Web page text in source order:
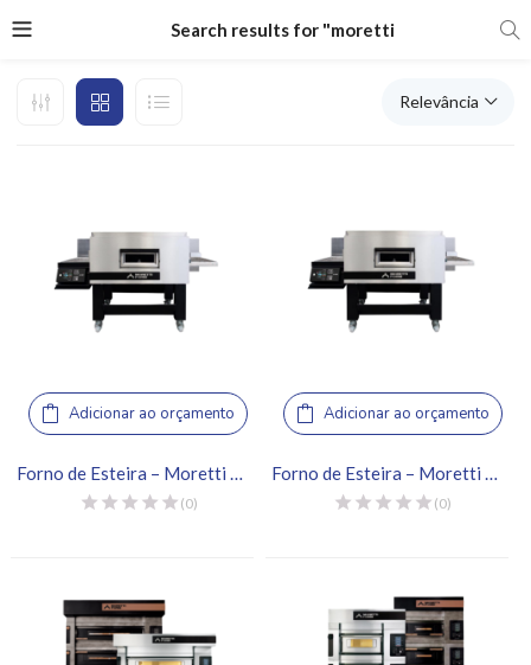
Search results for "moretti
Relevância
Adicionar ao orçamento
Forno de Esteira – Moretti Forni, Serie TT98E
(0)
Adicionar ao orçamento
Forno de Esteira – Moretti Forni, Serie TT96E
(0)